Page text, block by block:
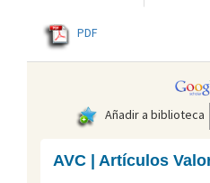
PDF
Añadir a biblioteca
AVC | Artículos